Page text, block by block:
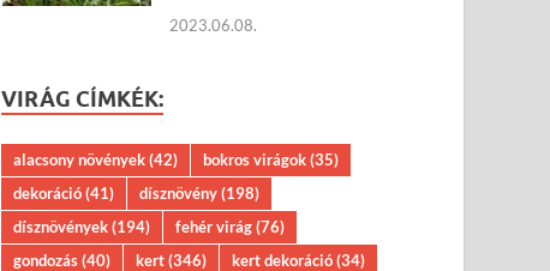
2023.06.08.
VIRÁG CÍMKÉK:
alacsony növények(42) bokros virágok(35)
dekoráció(41) dísznövény(198)
dísznövények(194) fehér virág(76)
gondozás(40) kert(346) kert dekoráció(34)